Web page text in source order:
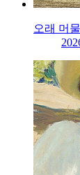
오래 머